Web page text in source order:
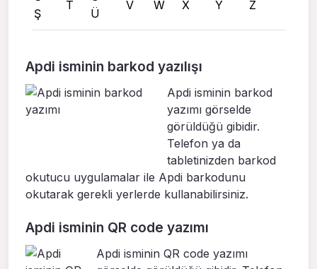
Ş
T
Ü
V W X Y Z
Apdi isminin barkod yazılışı
Apdi isminin barkod
yazımı görselde
görüldüğü gibidir.
Telefon ya da
tabletinizden barkod
okutucu uygulamalar ile Apdi barkodunu
okutarak gerekli yerlerde kullanabilirsiniz.
Apdi isminin QR code yazımı
Apdi isminin QR code yazımı